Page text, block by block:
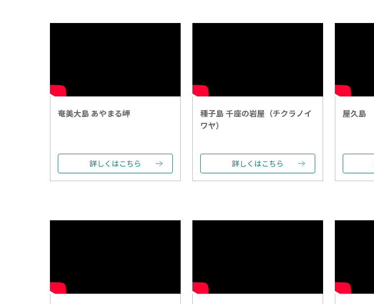
奄美大島 あやまる岬
詳しくはこちら
種子島 千座の岩屋（チクラノイ
ワヤ）
詳しくはこちら
屋久島